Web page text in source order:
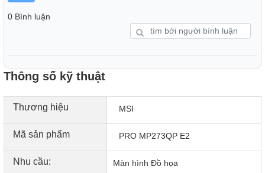
Hình ảnh chân thực, sắc nét
Kích thước màn hình rộng 27 inch cùng độ phân giải QHD
0 Bình luận
Thông số kỹ thuật
Thương hiệu MSI
Mã sản phẩm PRO MP273QP E2
Nhu cầu: Màn hình Đồ họa